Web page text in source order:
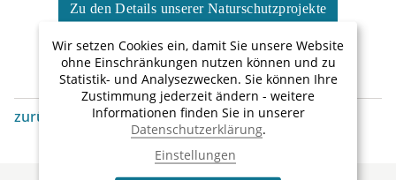
Zu den Details unserer Naturschutzprojekte
zurück
Wir setzen Cookies ein, damit Sie unsere Website
ohne Einschränkungen nutzen können und zu
Statistik- und Analysezwecken. Sie können Ihre
Zustimmung jederzeit ändern - weitere
Informationen finden Sie in unserer
Datenschutzerklärung.
Einstellungen